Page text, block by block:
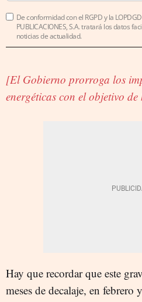
De conformidad con el RGPD y la
PUBLICACIONES, S.A. tratará los datos
noticias de actualidad.
[El Gobierno prorroga los
energéticas con el objetivo
Hay que recordar que este
meses de decalaje, en febrero